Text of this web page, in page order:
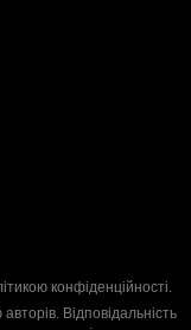
конфіденційності.
Відповідальність